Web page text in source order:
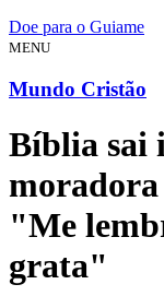
Doe para o Guiame
MENU
Mundo Cristão
Bíblia sai
"Me
grata"